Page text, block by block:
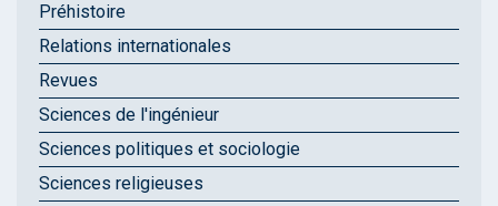
Préhistoire
Relations internationales
Revues
Sciences de l'ingénieur
Sciences politiques et sociologie
Sciences religieuses